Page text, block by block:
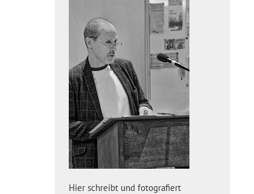
Hier schreibt und fotografiert